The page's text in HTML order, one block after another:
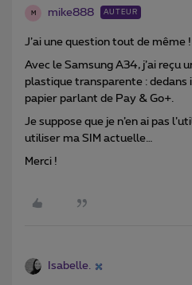
M mike888 AUTEUR
J’ai une question tout de même !
Avec le Samsung A34, j’ai reçu
plastique transparente : dedans
papier parlant de Pay & Go+.
Je suppose que je n’en ai pas
utiliser ma SIM actuelle…
Merci !
Isabelle.